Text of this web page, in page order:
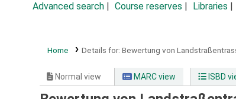
Advanced search Course reserves Libraries
Home Details for: Bewertung von
Normal view MARC view ISBD